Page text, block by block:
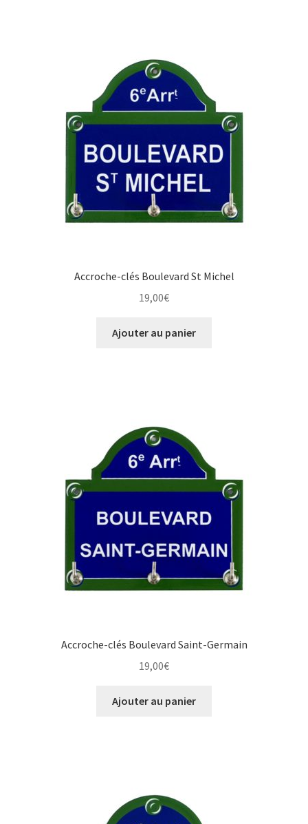
Accroche-clés Boulevard St Michel
19,00€
Ajouter au panier
Accroche-clés Boulevard Saint-Germain
19,00€
Ajouter au panier